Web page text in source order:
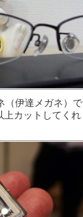
（伊達メガネ）で
上カットしてくれ